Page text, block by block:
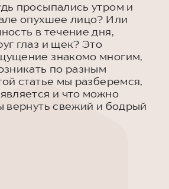
просыпались утром и
опухшее лицо? Или
в течение дня,
глаз и щек? Это
знакомо многим,
по разным
статье мы разберемся,
и что можно
вернуть свежий и бодрый